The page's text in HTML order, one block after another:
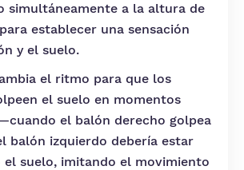
simultáneamente a la altura de
establecer una sensación
y el suelo.
el ritmo para que los
el suelo en momentos
el balón derecho golpea
balón izquierdo debería estar
el suelo, imitando el movimiento